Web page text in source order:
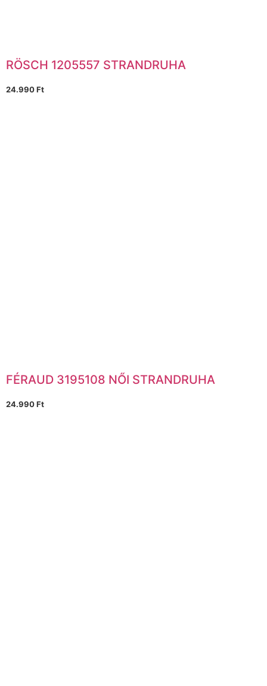
RÖSCH 1205557 STRANDRUHA
24.990Ft
FÉRAUD 3195108 NŐI STRANDRUHA
24.990Ft